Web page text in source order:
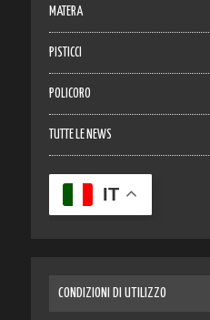
MATERA
PISTICCI
POLICORO
TUTTE LE NEWS
IT
CONDIZIONI DI UTILIZZO